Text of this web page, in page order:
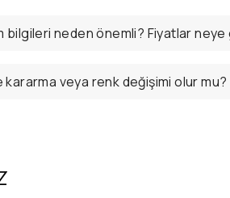
bilgileri neden önemli? Fiyatlar
kararma veya renk değişimi olur mu?